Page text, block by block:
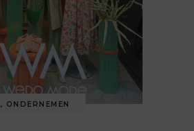
, ONDERNEMEN